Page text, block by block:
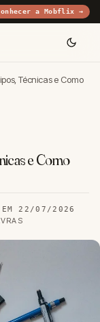
a Mobflix →
Técnicas e Como
e Como
EM 22/07/2026